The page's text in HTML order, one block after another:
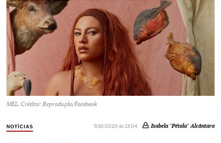
MEL. Crédito: Reprodução/Facebook
NOTÍCIAS 9/10/2020 às 13:04 Isabela "Pétala" Alcântara